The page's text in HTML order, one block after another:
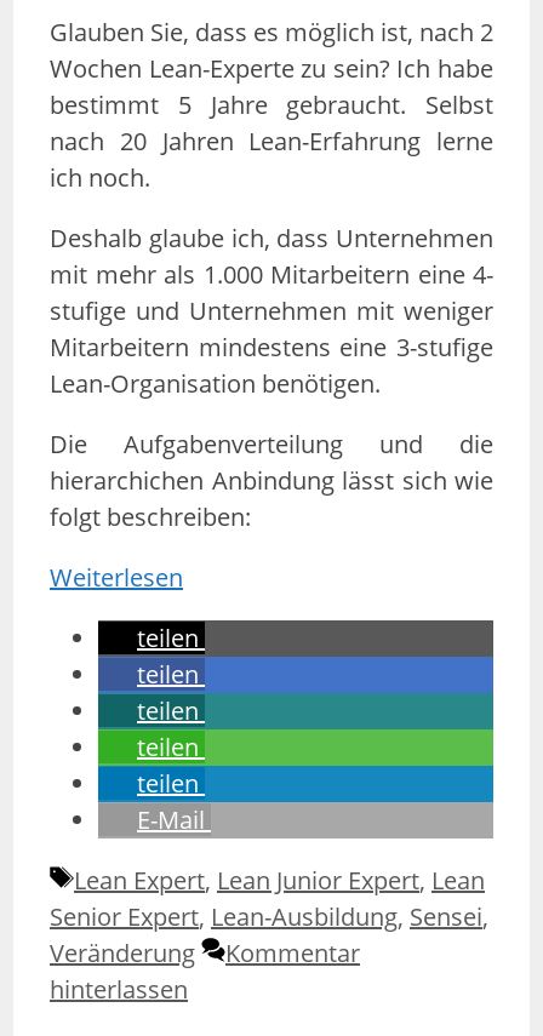
Glauben Sie, dass es möglich ist, nach 2
Wochen Lean-Experte zu sein? Ich habe
bestimmt 5 Jahre gebraucht. Selbst
nach 20 Jahren Lean-Erfahrung lerne
ich noch.
Deshalb glaube ich, dass Unternehmen
mit mehr als 1.000 Mitarbeitern eine 4-
stufige und Unternehmen mit weniger
Mitarbeitern mindestens eine 3-stufige
Lean-Organisation benötigen.
Die Aufgabenverteilung und die
hierarchichen Anbindung lässt sich wie
folgt beschreiben:
Weiterlesen
teilen
teilen
teilen
teilen
teilen
E-Mail
Schlagwörter
Lean Expert, Lean Junior Expert, Lean
Senior Expert, Lean-Ausbildung, Sensei,
Veränderung
Kommentar
hinterlassen